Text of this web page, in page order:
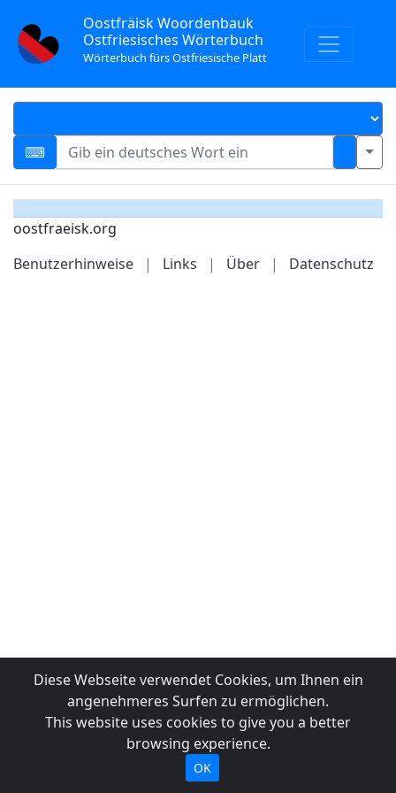
Oostfräisk Woordenbauk
Ostfriesisches Wörterbuch
Wörterbuch fürs Ostfriesische Platt
oostfraeisk.org
Benutzerhinweise
| Links | Über | Datenschutz
Diese Webseite verwendet Cookies, um Ihnen ein
angenehmeres Surfen zu ermöglichen.
This website uses cookies to give you a better
browsing experience.
OK